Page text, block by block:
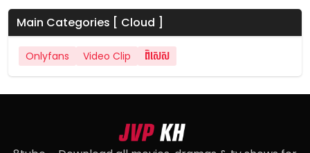
Main Categories [ Cloud ]
Onlyfans Video Clip ពិសេស